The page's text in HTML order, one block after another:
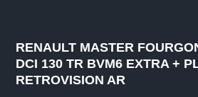
RENAULT MASTER
DCI 130 TR BVM6 EXTRA +
RETROVISION AR